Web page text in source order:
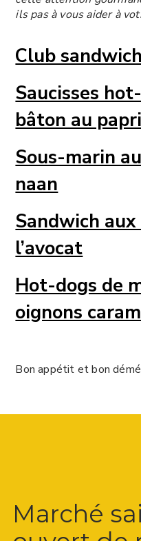
ils pas à vous aider à
Club
Saucisses
bâton au
Sous-marin
naan
Sandwich
l’avocat
Hot-dogs de
oignons
Bon appétit et bon
Marché